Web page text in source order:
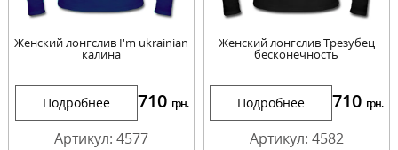
Женский лонгслив I'm ukrainian
калина
Подробнее 710 грн.
Артикул: 4577
Женский лонгслив Трезубец
бесконечность
Подробнее 710 грн.
Артикул: 4582